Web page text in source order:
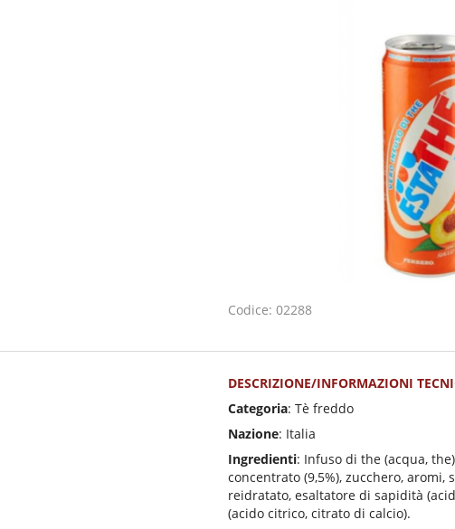
Codice: 02288
DESCRIZIONE/INFORMAZIONI
Categoria: Tè freddo
Nazione: Italia
Ingredienti: Infuso di the (acqua,
concentrato (9,5%), zucchero,
reidratato, esaltatore di sapidità
(acido citrico, citrato di calcio).